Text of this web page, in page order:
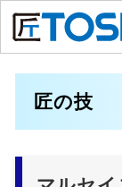
匠の技